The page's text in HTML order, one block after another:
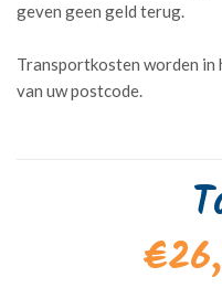
geven geen geld terug.
Transportkosten worden in
van uw postcode.